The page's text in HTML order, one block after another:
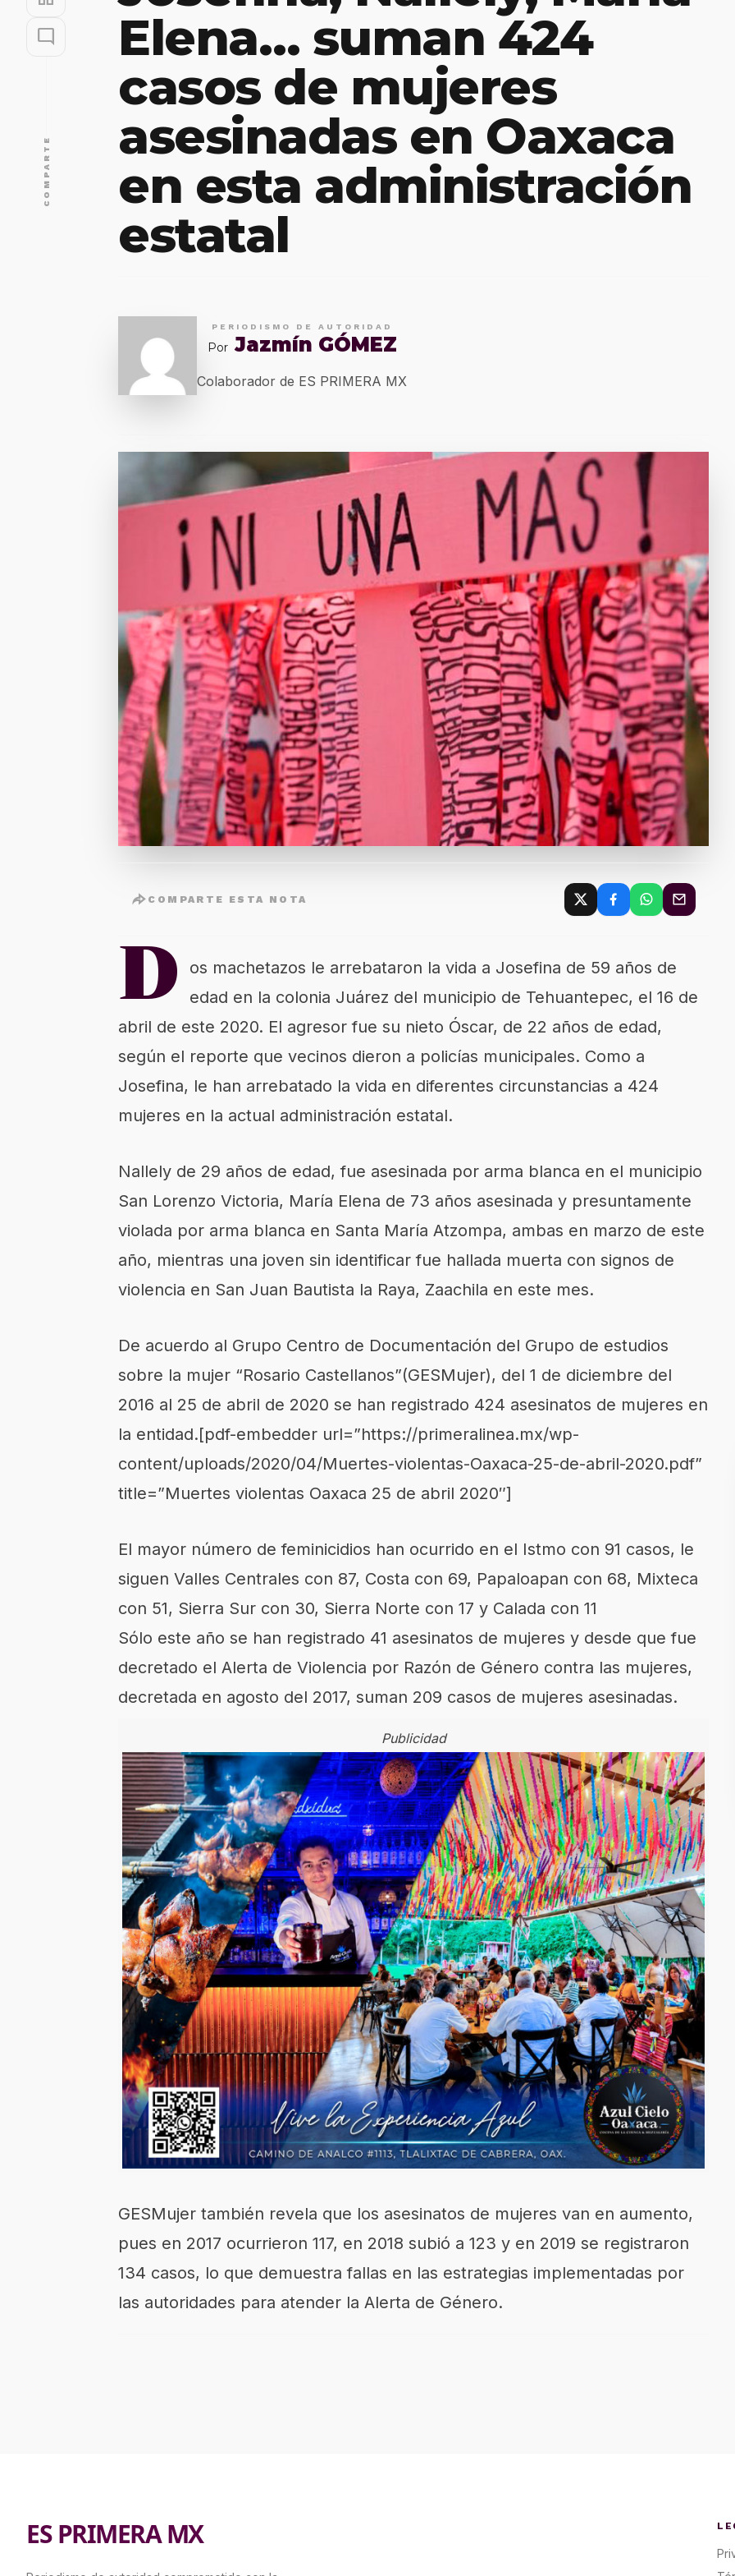
mode_comment
COMPARTE
Elena… suman 424
casos de mujeres
asesinadas en Oaxaca
en esta administración
estatal
PERIODISMO DE AUTORIDAD
Por Jazmín GÓMEZ
Colaborador de ES PRIMERA MX
COMPARTE ESTA NOTA
D
os machetazos le arrebataron la vida a Josefina de 59 años de
edad en la colonia Juárez del municipio de Tehuantepec, el 16 de
abril de este 2020. El agresor fue su nieto Óscar, de 22 años de edad,
según el reporte que vecinos dieron a policías municipales. Como a
Josefina, le han arrebatado la vida en diferentes circunstancias a 424
mujeres en la actual administración estatal.
Nallely de 29 años de edad, fue asesinada por arma blanca en el municipio
San Lorenzo Victoria, María Elena de 73 años asesinada y presuntamente
violada por arma blanca en Santa María Atzompa, ambas en marzo de este
año, mientras una joven sin identificar fue hallada muerta con signos de
violencia en San Juan Bautista la Raya, Zaachila en este mes.
De acuerdo al Grupo Centro de Documentación del Grupo de estudios
sobre la mujer “Rosario Castellanos”(GESMujer), del 1 de diciembre del
2016 al 25 de abril de 2020 se han registrado 424 asesinatos de mujeres en
la entidad.[pdf-embedder url=”https://primeralinea.mx/wp-
content/uploads/2020/04/Muertes-violentas-Oaxaca-25-de-abril-2020.pdf”
title=”Muertes violentas Oaxaca 25 de abril 2020″]
El mayor número de feminicidios han ocurrido en el Istmo con 91 casos, le
siguen Valles Centrales con 87, Costa con 69, Papaloapan con 68, Mixteca
con 51, Sierra Sur con 30, Sierra Norte con 17 y Calada con 11
Sólo este año se han registrado 41 asesinatos de mujeres y desde que fue
decretado el Alerta de Violencia por Razón de Género contra las mujeres,
decretada en agosto del 2017, suman 209 casos de mujeres asesinadas.
Publicidad
GESMujer también revela que los asesinatos de mujeres van en aumento,
pues en 2017 ocurrieron 117, en 2018 subió a 123 y en 2019 se registraron
134 casos, lo que demuestra fallas en las estrategias implementadas por
las autoridades para atender la Alerta de Género.
ES PRIMERA MX